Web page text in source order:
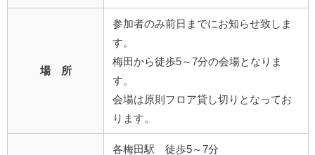
場 所
参加者のみ前日までにお知らせ致しま
す。
梅田から徒歩5～7分の会場となりま
す。
会場は原則フロア貸し切りとなってお
ります。
各梅田駅 徒歩5～7分